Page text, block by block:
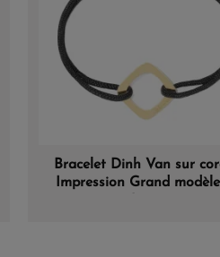
Bracelet Dinh Van sur
Impression Grand